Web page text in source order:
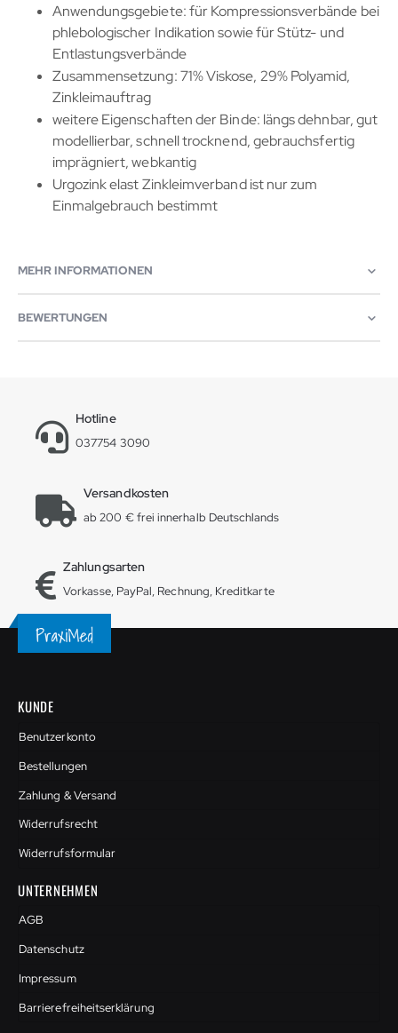
Anwendungsgebiete: für Kompressionsverbände bei
phlebologischer Indikation sowie für Stütz- und
Entlastungsverbände
Zusammensetzung: 71% Viskose, 29% Polyamid,
Zinkleimauftrag
weitere Eigenschaften der Binde: längs dehnbar, gut
modellierbar, schnell trocknend, gebrauchsfertig
imprägniert, webkantig
Urgozink elast Zinkleimverband ist nur zum
Einmalgebrauch bestimmt
MEHR INFORMATIONEN
BEWERTUNGEN
Hotline
037754 3090
Versandkosten
ab 200 € frei innerhalb Deutschlands
Zahlungsarten
Vorkasse, PayPal, Rechnung, Kreditkarte
KUNDE
Benutzerkonto
Bestellungen
Zahlung & Versand
Widerrufsrecht
Widerrufsformular
UNTERNEHMEN
AGB
Datenschutz
Impressum
Barrierefreiheitserklärung